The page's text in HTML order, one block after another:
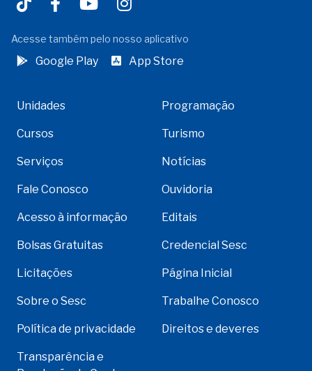
Acesse também pelo nosso aplicativo
Google Play App Store
Unidades Programação
Cursos Turismo
Serviços Notícias
Fale Conosco Ouvidoria
Acesso à informação Editais
Bolsas Gratuitas Credencial Sesc
Licitações Página Inicial
Sobre o Sesc Trabalhe Conosco
Política de privacidade Direitos e deveres
Transparência e